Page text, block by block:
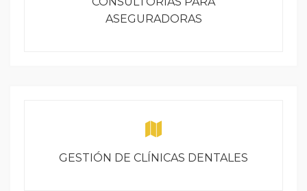
ASEGURADORAS
GESTIÓN DE CLÍNICAS DENTALES